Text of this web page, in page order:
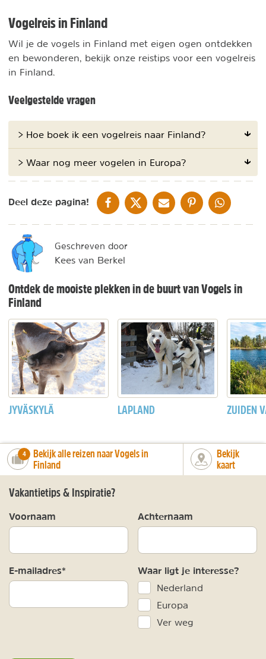
Vogelreis in Finland
Wil je de vogels in Finland met eigen ogen ontdekken
en bewonderen, bekijk onze reistips voor een vogelreis
in Finland.
Veelgestelde vragen
> Hoe boek ik een vogelreis naar Finland?
> Waar nog meer vogelen in Europa?
Deel deze pagina! DELEN OP FACEBOOK
DELEN OP XDELEN VIA DE MAIL
DELEN OP PINTEREST
DELEN OP
Geschreven door
Kees van Berkel
Ontdek de mooiste plekken in de buurt van Vogels in
Finland
JYVÄSKYLÄ LAPLAND ZUIDEN
number_of_trips:
4
Bekijk alle reizen naar Vogels in
Finland
Bekijk
kaart
Vakantietips & Inspiratie?
Voornaam Achternaam
E-mailadres* Waar ligt je interesse?
Nederland
Europa
Ver weg